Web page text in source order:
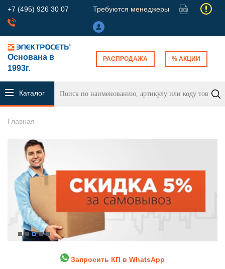
+7 (495) 926 30 07 Требуются менеджеры
Основана в
1993г.
РАСПРОДАЖА % АКЦИИ
Каталог
Главная
Запросить КП в WhatsApp